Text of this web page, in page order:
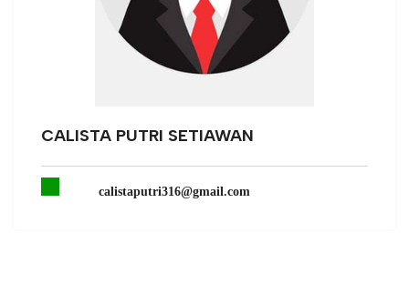
CALISTA PUTRI SETIAWAN
calistaputri316@gmail.com